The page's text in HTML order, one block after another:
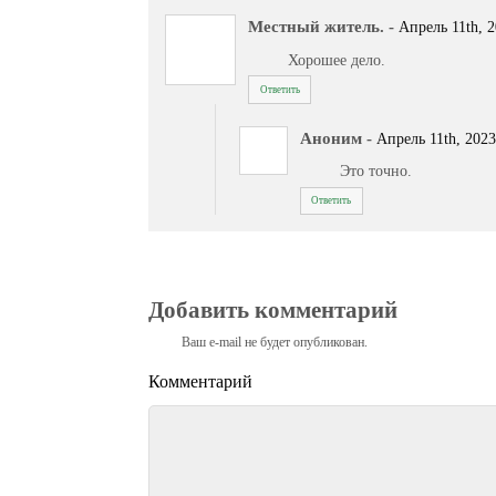
Местный житель. - Апрель 11th,
Хорошее дело.
Ответить
Аноним - Апрель 11th,
Это точно.
Ответить
Добавить комментарий
Ваш e-mail не будет опубликован.
Комментарий